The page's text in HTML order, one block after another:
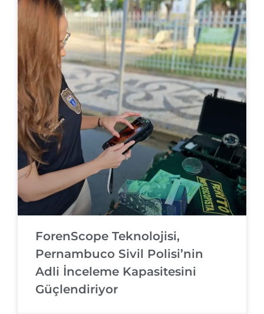
ForenScope Teknolojisi,
Pernambuco Sivil Polisi’nin
Adli İnceleme Kapasitesini
Güçlendiriyor